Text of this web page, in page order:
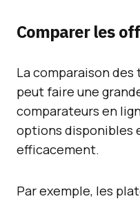
Comparer les
La comparaison
peut faire une
comparateurs en
options disponibles
efficacement.
Par exemple, les